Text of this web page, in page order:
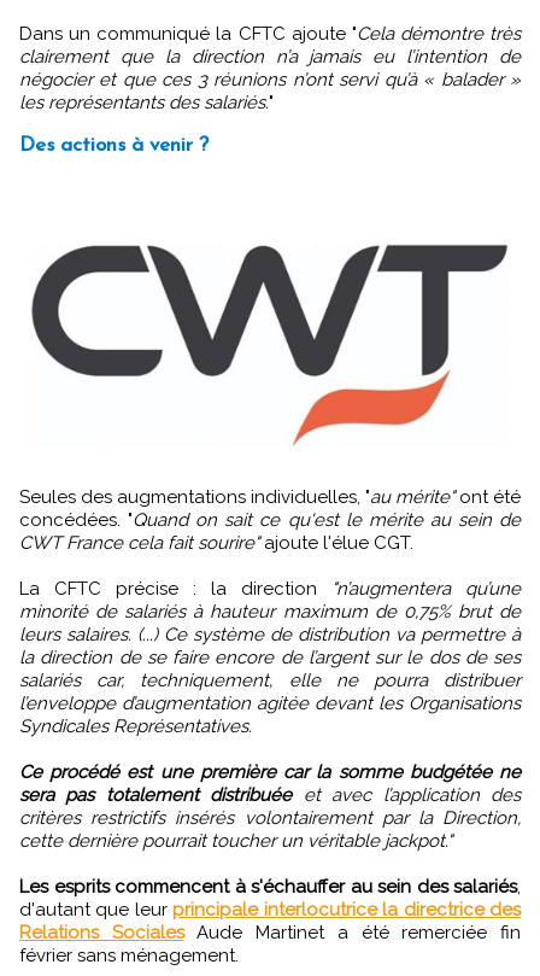
Dans un communiqué la CFTC ajoute "Cela démontre très
clairement que la direction n’a jamais eu l’intention de
négocier et que ces 3 réunions n’ont servi qu’à « balader »
les représentants des salariés."
Des actions à venir ?
Seules des augmentations individuelles, "au mérite"ont été
concédées. "Quand on sait ce qu'est le mérite au sein de
CWT France cela fait sourire"ajoute l'élue CGT.
La CFTC précise : la direction
"n’augmentera qu’une
minorité de salariés à hauteur maximum de 0,75% brut de
leurs salaires. (...) Ce système de distribution va permettre à
la direction de se faire encore de l’argent sur le dos de ses
salariés car, techniquement, elle ne pourra distribuer
l’enveloppe d’augmentation agitée devant les Organisations
Syndicales Représentatives.
Ce procédé est une première car la somme budgétée ne
sera pas totalement distribuée et avec l’application des
critères restrictifs insérés volontairement par la Direction,
cette dernière pourrait toucher un véritable jackpot."
Les esprits commencent à s'échauffer au sein des salariés,
d'autant que leurprincipale interlocutrice la directrice des
Relations SocialesAude Martinet a été remerciée fin
février sans ménagement.